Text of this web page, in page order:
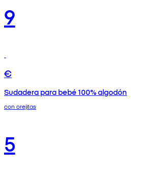
9
€
Sudadera para bebé 100% algodón
con orejitas
5